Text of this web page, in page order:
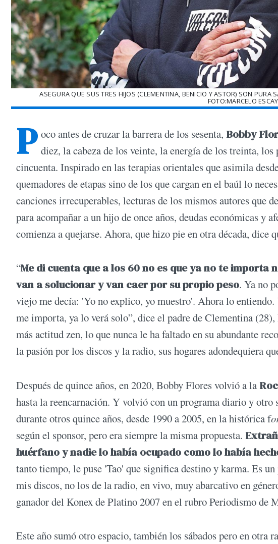
ASEGURA QUE SUS TRES HIJOS (CLEMENTINA, BENICIO Y ASTOR) SON PURA
FOTO:MARCELO
P oco antes de cruzar la barrera de los sesenta, Bobby
diez, la cabeza de los veinte, la energía de los treinta,
cincuenta. Inspirado en las terapias orientales que asimila
quemadores de etapas sino de los que cargan en el baúl lo
canciones irrecuperables, lecturas de los mismos autores que
para acompañar a un hijo de once años, deudas económicas y
comienza a quejarse. Ahora, que hizo pie en otra década, dice
“Me di cuenta que a los 60 no es que ya no te importa
van a solucionar y van caer por su propio peso. Ya no
viejo me decía: 'Yo no explico, yo muestro'. Ahora lo entiendo.
me importa, ya lo verá solo”, dice el padre de Clementina
más actitud zen, lo que nunca le ha faltado en su abundante
la pasión por los discos y la radio, sus hogares adondequiera
Después de quince años, en 2020, Bobby Flores volvió a la
hasta la reencarnación. Y volvió con un programa diario y otro
durante otros quince años, desde 1990 a 2005, en la histórica f
según el sponsor, pero era siempre la misma propuesta.
huérfano y nadie lo había ocupado como lo había
tanto tiempo, le puse 'Tao' que significa destino y karma. Es
mis discos, no los de la radio, en vivo, muy abarcativo en
ganador del Konex de Platino 2007 en el rubro Periodismo de
Este año sumó otro espacio, también los sábados pero en otra